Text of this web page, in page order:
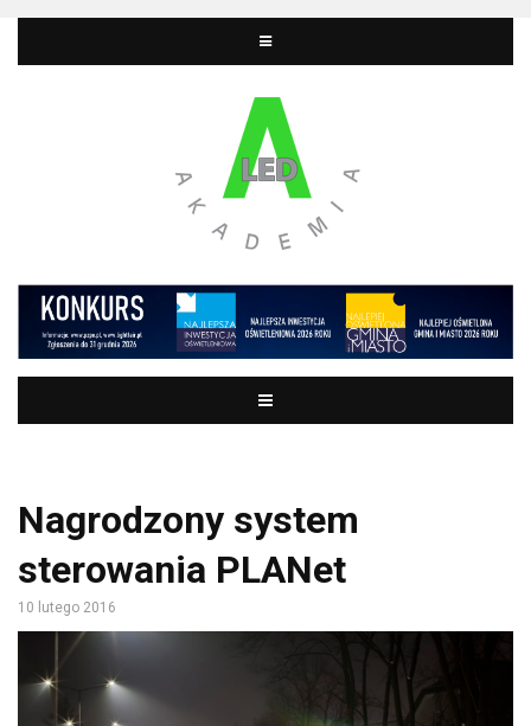
Nagrodzony system
sterowania PLANet
10 lutego 2016